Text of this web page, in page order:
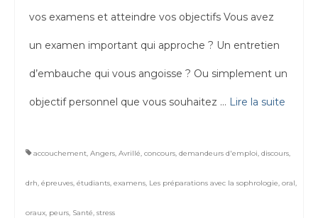
vos examens et atteindre vos objectifs Vous avez
un examen important qui approche ? Un entretien
d’embauche qui vous angoisse ? Ou simplement un
objectif personnel que vous souhaitez … Lire la suite­­
accouchement, Angers, Avrillé, concours, demandeurs d'emploi, discours,
drh, épreuves, étudiants, examens, Les préparations avec la sophrologie, oral,
oraux, peurs, Santé, stress